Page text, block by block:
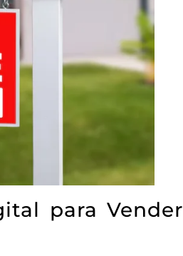
para Vender